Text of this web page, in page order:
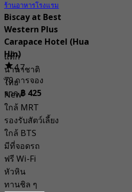
ร้านอาหารโรงแรม
Biscay at Best
Western Plus
Carapace Hotel (Hua
Hin)
4.7
79 การจอง
จาก฿ 425
แท็ก
นานาชาติ
ไทย
New
ใกล้ MRT
รองรับสัตว์เลี้ยง
ใกล้ BTS
มีที่จอดรถ
ฟรี Wi-Fi
หัวหิน
ทานชิล ๆ